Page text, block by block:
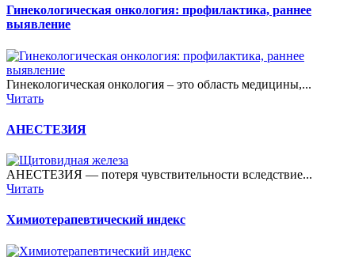
Гинекологическая онкология: профилактика, раннее
выявление
Гинекологическая онкология – это область медицины,...
Читать
АНЕСТЕЗИЯ
АНЕСТЕЗИЯ — потеря чувствительности вследствие...
Читать
Химиотерапевтический индекс